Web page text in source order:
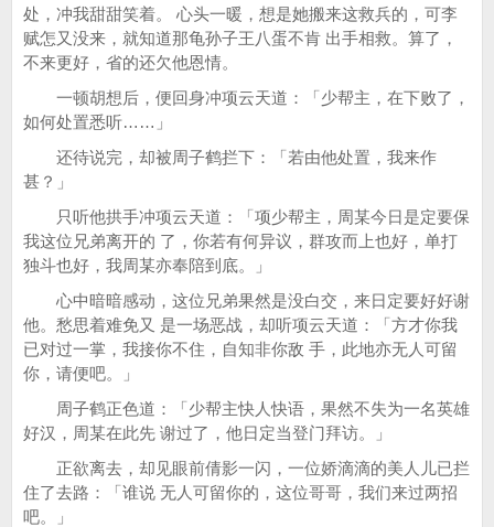
处，冲我甜甜笑着。 心头一暖，想是她搬来这救兵的，可李
赋怎又没来，就知道那龟孙子王八蛋不肯 出手相救。算了，
不来更好，省的还欠他恩情。
一顿胡想后，便回身冲项云天道：「少帮主，在下败了，
如何处置悉听……」
还待说完，却被周子鹤拦下：「若由他处置，我来作
甚？」
只听他拱手冲项云天道：「项少帮主，周某今日是定要保
我这位兄弟离开的 了，你若有何异议，群攻而上也好，单打
独斗也好，我周某亦奉陪到底。」
心中暗暗感动，这位兄弟果然是没白交，来日定要好好谢
他。愁思着难免又 是一场恶战，却听项云天道：「方才你我
已对过一掌，我接你不住，自知非你敌 手，此地亦无人可留
你，请便吧。」
周子鹤正色道：「少帮主快人快语，果然不失为一名英雄
好汉，周某在此先 谢过了，他日定当登门拜访。」
正欲离去，却见眼前倩影一闪，一位娇滴滴的美人儿已拦
住了去路：「谁说 无人可留你的，这位哥哥，我们来过两招
吧。」